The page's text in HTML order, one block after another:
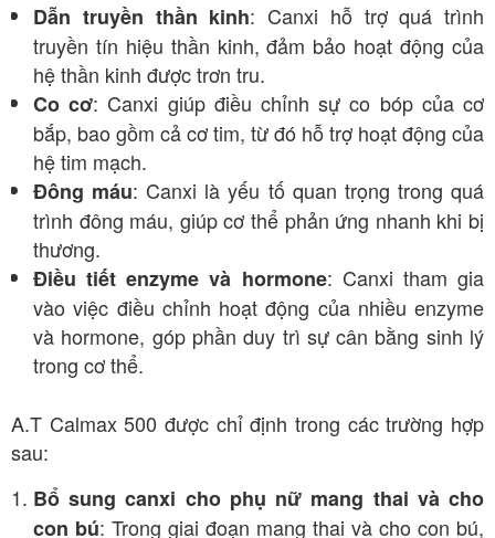
Dẫn truyền thần kinh: Canxi hỗ trợ quá trình
truyền tín hiệu thần kinh, đảm bảo hoạt động của
hệ thần kinh được trơn tru.
Co cơ: Canxi giúp điều chỉnh sự co bóp của cơ
bắp, bao gồm cả cơ tim, từ đó hỗ trợ hoạt động của
hệ tim mạch.
Đông máu: Canxi là yếu tố quan trọng trong quá
trình đông máu, giúp cơ thể phản ứng nhanh khi bị
thương.
Điều tiết enzyme và hormone: Canxi tham gia
vào việc điều chỉnh hoạt động của nhiều enzyme
và hormone, góp phần duy trì sự cân bằng sinh lý
trong cơ thể.
A.T Calmax 500 được chỉ định trong các trường hợp
sau:
Bổ sung canxi cho phụ nữ mang thai và cho
con bú: Trong giai đoạn mang thai và cho con bú,